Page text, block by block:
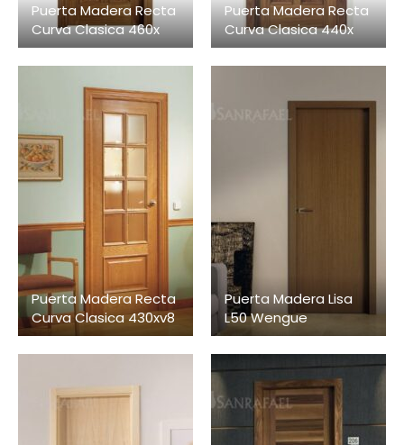
Puerta Madera Recta
Curva Clasica 460x
Puerta Madera Recta
Curva Clasica 440x
Puerta Madera Recta
Curva Clasica 430xv8
Puerta Madera Lisa
L50 Wengue